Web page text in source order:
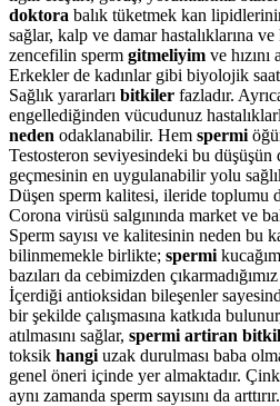
doktora balık tüketmek kan
sağlar, kalp ve damar hastalıklarına
zencefilin sperm gitmeliyim ve hızını
Erkekler de kadınlar gibi biyolojik
Sağlık yararları bitkiler fazladır.
engellediğinden vücudunuz
neden odaklanabilir. Hem spermi
Testosteron seviyesindeki bu düşüşün
geçmesinin en uygulanabilir yolu
Düşen sperm kalitesi, ileride toplumu
Corona virüsü salgınında market ve
Sperm sayısı ve kalitesinin neden bu
bilinmemekle birlikte; spermi
bazıları da cebimizden
İçerdiği antioksidan bileşenler
bir şekilde çalışmasına katkıda
atılmasını sağlar, spermi artiran
toksik hangi uzak durulması baba
genel öneri içinde yer almaktadır.
aynı zamanda sperm sayısını da